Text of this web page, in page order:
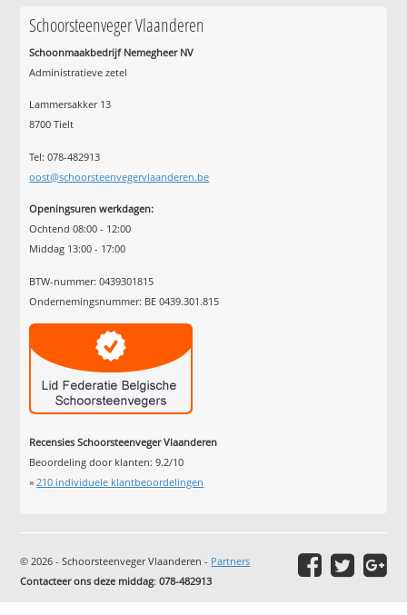
Schoorsteenveger Vlaanderen
Schoonmaakbedrijf Nemegheer NV
Administratieve zetel
Lammersakker 13
8700 Tielt
Tel: 078-482913
oost@schoorsteenvegervlaanderen.be
Openingsuren werkdagen:
Ochtend 08:00 - 12:00
Middag 13:00 - 17:00
BTW-nummer: 0439301815
Ondernemingsnummer: BE 0439.301.815
Recensies Schoorsteenveger Vlaanderen
Beoordeling door klanten:9.2/10
»210 individuele klantbeoordelingen
© 2026 - Schoorsteenveger Vlaanderen - Partners
Contacteer ons deze middag:078-482913